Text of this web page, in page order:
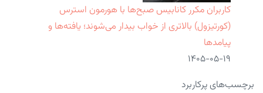
کاربران مکرر کانابیس صبح‌ها با هورمون استرس
(کورتیزول) بالاتری از خواب بیدار می‌شوند؛ یافته‌ها و
پیامدها
۱۴۰۵-۰۵-۱۹
برچسب‌های پرکاربرد